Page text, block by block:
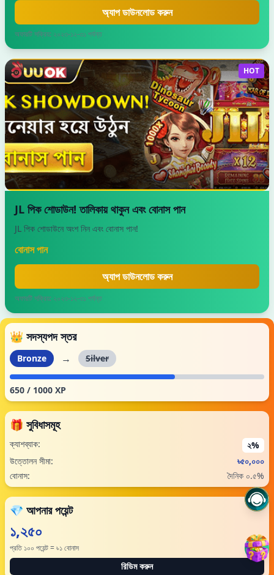
অ্যাপ ডাউনলোড করুন
অফারটি সক্রিয়: ২০২৩-১২-৩১ পর্যন্ত
HOT
JL পিক শোডাউন! তালিকায় থাকুন এবং বোনাস পান
JL পিক শোডাউনে অংশ নিন এবং বোনাস পান!
বোনাস পান
অ্যাপ ডাউনলোড করুন
অফারটি সক্রিয়: ২০২৩-১২-৩১ পর্যন্ত
👑 সদস্যপদ স্তর
Bronze → Silver
650 / 1000 XP
🎁 সুবিধাসমূহ
ক্যাশব্যাক:
২%
উত্তোলন সীমা:
৳৫০,০০০
বোনাস:
দৈনিক ০.৫%
💎 আপনার পয়েন্ট
১,২৫০
প্রতি ১০০ পয়েন্ট = ৳১ বোনাস
রিডিম করুন